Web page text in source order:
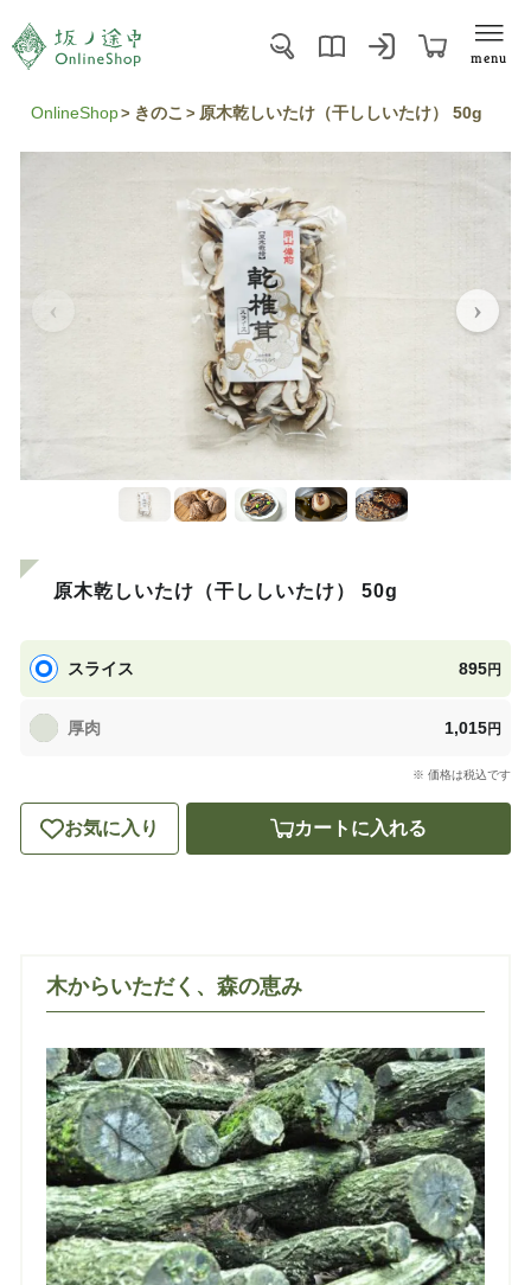
menu
OnlineShop きのこ 原木乾しいたけ（干ししいたけ） 50g
原木乾しいたけ（干ししいたけ） 50g
スライス 895円
厚肉 1,015円
※ 価格は税込です
お気に入り カートに入れる
木からいただく、森の恵み